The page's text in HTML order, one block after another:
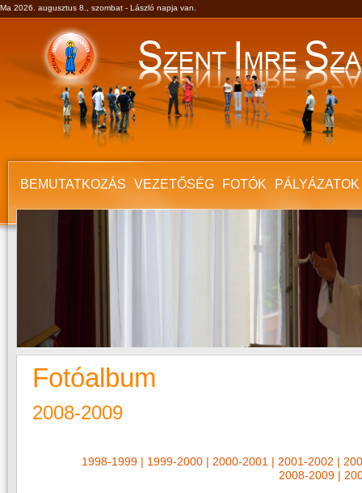
Ma 2026. augusztus 8., szombat - László napja van.
BEMUTATKOZÁS VEZETŐSÉG FOTÓK PÁLYÁZATOK
Fotóalbum
2008-2009
1998-1999 | 1999-2000 | 2000-2001 | 2001-2002 |
2008-2009|